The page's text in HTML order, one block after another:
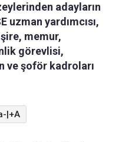
adayların
uzman yardımcısı,
memur,
görevlisi,
ve şoför kadroları
|+A